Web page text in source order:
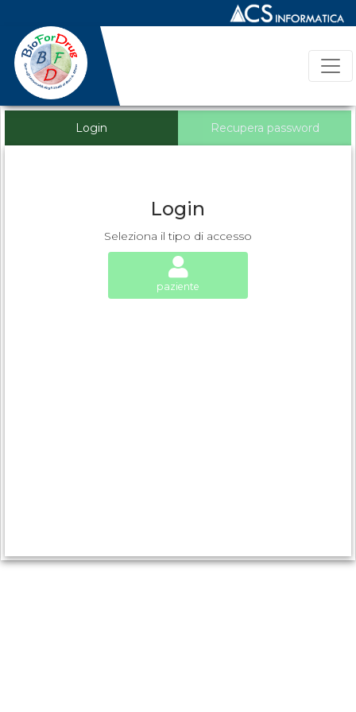
Login Recupera password
Login
Seleziona il tipo di accesso
paziente